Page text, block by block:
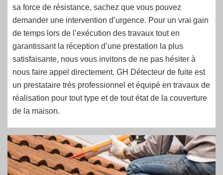
sa force de résistance, sachez que vous pouvez
demander une intervention d’urgence. Pour un vrai gain
de temps lors de l’exécution des travaux tout en
garantissant la réception d’une prestation la plus
satisfaisante, nous vous invitons de ne pas hésiter à
nous faire appel directement. GH Détecteur de fuite est
un prestataire très professionnel et équipé en travaux de
réalisation pour tout type et de tout état de la couverture
de la maison.